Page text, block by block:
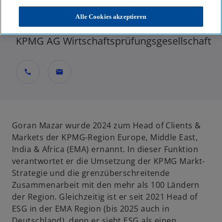
EMA Head of Clients & Markets, EMA Head
of ESG
KPMG AG Wirtschaftsprüfungsgesellschaft
call mail
Goran Mazar wurde 2024 zum Head of Clients &
Markets der KPMG-Region Europe, Middle East,
India & Africa (EMA) ernannt. In dieser Funktion
verantwortet er die Umsetzung der KPMG Markt-
Strategie und die grenzüberschreitende
Zusammenarbeit mit den mehr als 100 Ländern
der Region. Gleichzeitig ist er seit 2021 Head of
ESG in der EMA Region (bis 2025 auch in
Alle Cookies akzeptieren